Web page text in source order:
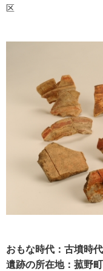
区 墳丘
出土
おもな時代：古墳時
遺跡の所在地：菰野